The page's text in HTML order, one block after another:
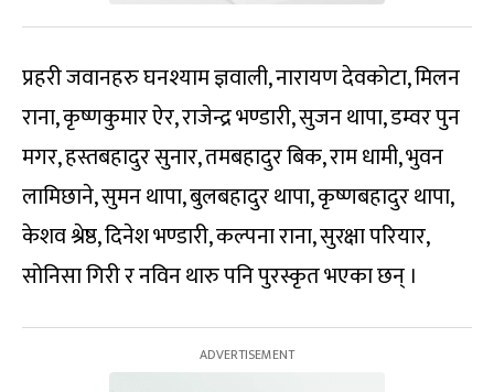
प्रहरी जवानहरु घनश्याम ज्ञवाली, नारायण देवकोटा, मिलन
राना, कृष्णकुमार ऐर, राजेन्द्र भण्डारी, सुजन थापा, डम्वर पुन
मगर, हस्तबहादुर सुनार, तमबहादुर बिक, राम धामी, भुवन
लामिछाने, सुमन थापा, बुलबहादुर थापा, कृष्णबहादुर थापा,
केशव श्रेष्ठ, दिनेश भण्डारी, कल्पना राना, सुरक्षा परियार,
सोनिसा गिरी र नविन थारु पनि पुरस्कृत भएका छन् ।